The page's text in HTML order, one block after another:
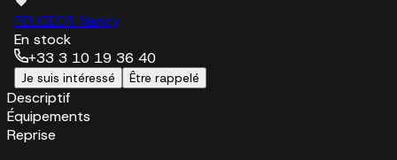
PEUGEOT Nancy
En stock
+33 3 10 19 36 40
Je suis intéressé Être rappelé
Descriptif
Équipements
Reprise